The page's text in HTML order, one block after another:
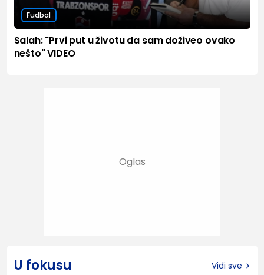
Fudbal
Salah: "Prvi put u životu da sam doživeo ovako
nešto" VIDEO
U fokusu Vidi sve